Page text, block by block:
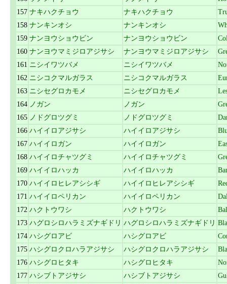
157 ナキハクチョウ ナキハクチョウ
158 ナンキンオシ ナンキンオシ
159 ナンヨウショウビン ナンヨウショウビン
160 ナンヨウマミジロアジサシ ナンヨウマミジロアジサシ
161 ニシイワツバメ ニシイワツバメ
162 ニシコクマルガラス ニシコクマルガラス
163 ニシセグロカモメ ニシセグロカモメ
164 ノガン ノガン
165 ノドグロツグミ ノドグロツグミ
166 ハイイロアジサシ ハイイロアジサシ
167 ハイイロガン ハイイロガン
168 ハイイロチャツグミ ハイイロチャツグミ
169 ハイイロハッカ ハイイロハッカ
170 ハイイロヒレアシシギ ハイイロヒレアシシギ
171 ハイイロペリカン ハイイロペリカン
172 ハクトウワシ ハクトウワシ
173 ハグロシロハラミズナギドリ ハグロシロハラミズナギドリ
174 ハシグロアビ ハシグロアビ
175 ハシグロクロハラアジサシ ハシグロクロハラアジサシ
176 ハシグロヒタキ ハシグロヒタキ
177 ハシブトアジサシ ハシブトアジサシ